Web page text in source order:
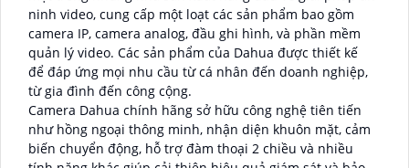
ninh video, cung cấp một loạt các sản phẩm bao gồm
camera IP, camera analog, đầu ghi hình, và phần mềm
quản lý video. Các sản phẩm của Dahua được thiết kế
để đáp ứng mọi nhu cầu từ cá nhân đến doanh nghiệp,
từ gia đình đến công cộng.
Camera Dahua chính hãng sở hữu công nghệ tiên tiến
như hồng ngoại thông minh, nhận diện khuôn mặt, cảm
biến chuyển động, hỗ trợ đàm thoại 2 chiều và nhiều